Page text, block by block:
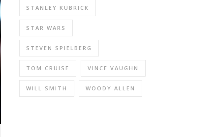
STANLEY KUBRICK
STAR WARS
STEVEN SPIELBERG
TOM CRUISE VINCE VAUGHN
WILL SMITH WOODY ALLEN